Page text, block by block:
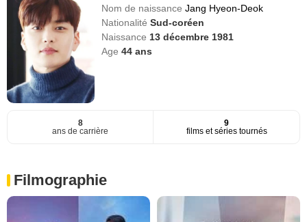
Nom de naissanceJang Hyeon-Deok
NationalitéSud-coréen
Naissance 13 décembre 1981
Age44 ans
8
ans de carrière
9
films et séries tournés
Filmographie